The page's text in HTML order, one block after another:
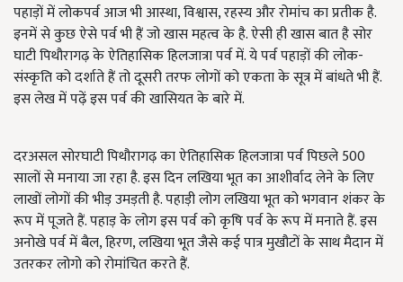
पहाड़ों में लोकपर्व आज भी आस्था, विश्वास, रहस्य और रोमांच का प्रतीक है.
इनमें से कुछ ऐसे पर्व भी हैं जो खास महत्व के है. ऐसी ही खास बात है सोर
घाटी पिथौरागढ़ के ऐतिहासिक हिलजात्रा पर्व में. ये पर्व पहाड़ों की लोक-
संस्कृति को दर्शाते हैं तो दूसरी तरफ लोगों को एकता के सूत्र में बांधते भी हैं.
इस लेख में पढ़ें इस पर्व की खासियत के बारे में.
दरअसल सोरघाटी पिथौरागढ़ का ऐतिहासिक हिलजात्रा पर्व पिछले 500
सालों से मनाया जा रहा है. इस दिन लखिया भूत का आशीर्वाद लेने के लिए
लाखों लोगों की भीड़ उमड़ती है. पहाड़ी लोग लखिया भूत को भगवान शंकर के
रूप में पूजते हैं. पहाड़ के लोग इस पर्व को कृषि पर्व के रूप में मनाते हैं. इस
अनोखे पर्व में बैल, हिरण, लखिया भूत जैसे कई पात्र मुखौटों के साथ मैदान में
उतरकर लोगो को रोमांचित करते हैं.